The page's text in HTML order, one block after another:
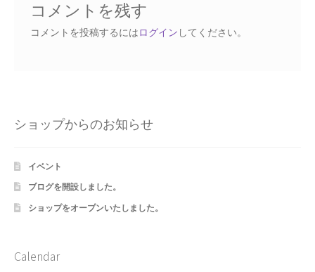
Elementor #5106
Shipment Tracking
お中元ギフト特集
コメントを残す
コメントを投稿するにはログイン してください。
ショップからのお知らせ
イベント
ブログを開設しました。
ショップをオープンいたしました。
Calendar